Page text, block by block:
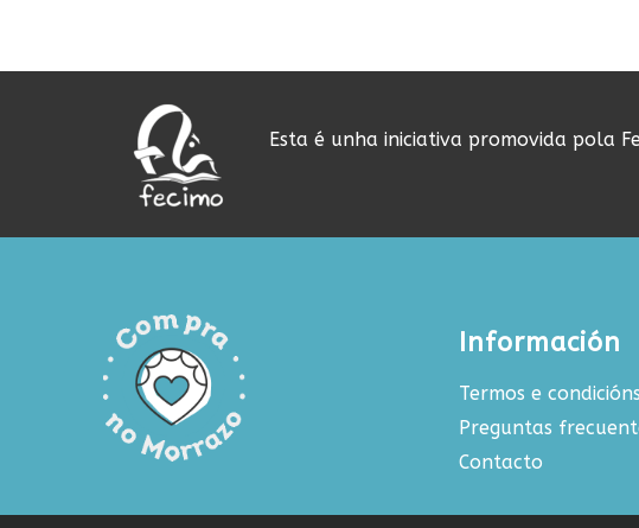
Esta é unha iniciativa promovida pola
Información
Termos e condicións
Preguntas
Contacto